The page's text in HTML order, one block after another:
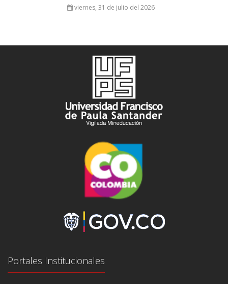
viernes, 31 de julio del 2026
Portales Institucionales